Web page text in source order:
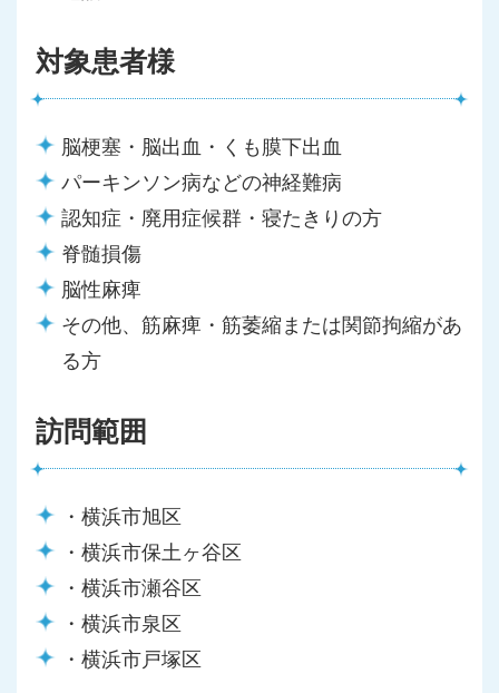
対象患者様
脳梗塞・脳出血・くも膜下出血
パーキンソン病などの神経難病
認知症・廃用症候群・寝たきりの方
脊髄損傷
脳性麻痺
その他、筋麻痺・筋萎縮または関節拘縮があ
る方
訪問範囲
・横浜市旭区
・横浜市保土ヶ谷区
・横浜市瀬谷区
・横浜市泉区
・横浜市戸塚区